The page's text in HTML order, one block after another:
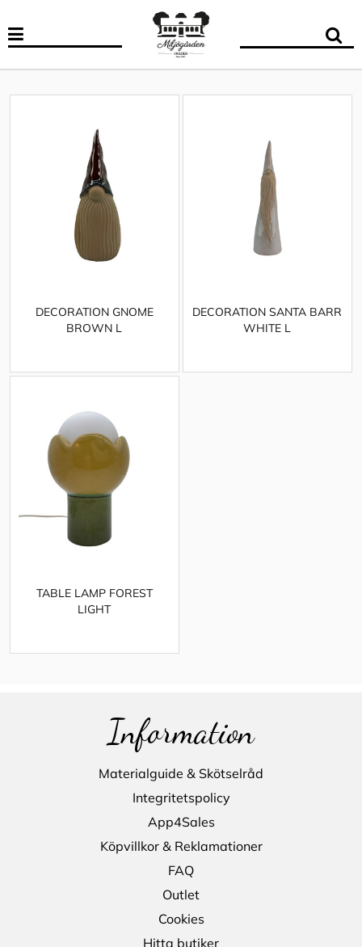
DECORATION GNOME
BROWN L
DECORATION SANTA BARR
WHITE L
TABLE LAMP FOREST
LIGHT
Information
Materialguide & Skötselråd
Integritetspolicy
App4Sales
Köpvillkor & Reklamationer
FAQ
Outlet
Cookies
Hitta butiker